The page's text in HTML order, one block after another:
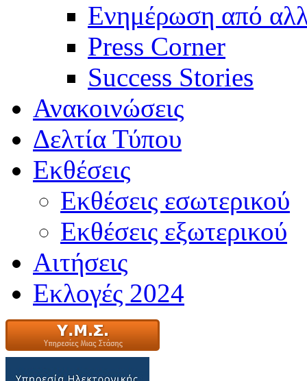
Ενημέρωση από
Press Corner
Success Stories
Ανακοινώσεις
Δελτία Τύπου
Εκθέσεις
Εκθέσεις εσωτερικού
Εκθέσεις εξωτερικού
Αιτήσεις
Εκλογές 2024